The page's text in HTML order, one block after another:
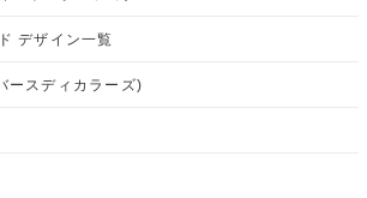
デザイン一覧
ースディカラーズ)